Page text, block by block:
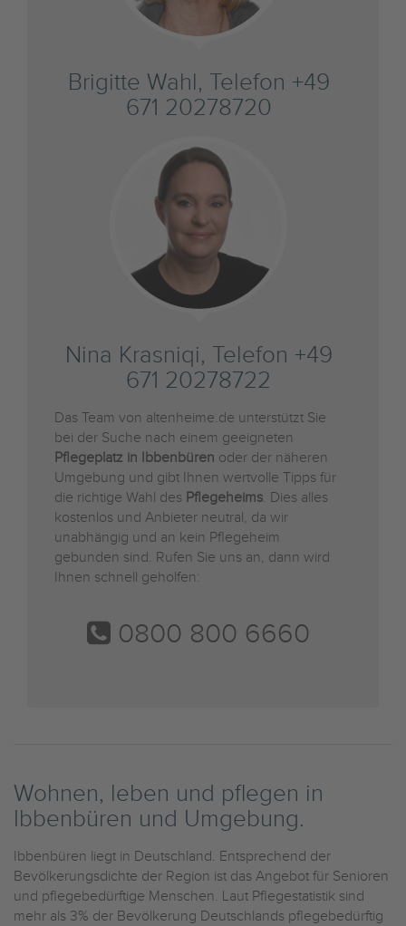
Brigitte Wahl, Telefon +49
671 20278720
Nina Krasniqi, Telefon +49
671 20278722
Das Team von altenheime.de unterstützt Sie
bei der Suche nach einem geeigneten
Pflegeplatz in Ibbenbüren oder der näheren
Umgebung und gibt Ihnen wertvolle Tipps für
die richtige Wahl des Pflegeheims. Dies alles
kostenlos und Anbieter neutral, da wir
unabhängig und an kein Pflegeheim
gebunden sind. Rufen Sie uns an, dann wird
Ihnen schnell geholfen:
0800 800 6660
Wohnen, leben und pflegen in
Ibbenbüren und Umgebung.
Ibbenbüren liegt in Deutschland. Entsprechend der
Bevölkerungsdichte der Region ist das Angebot für Senioren
und pflegebedürftige Menschen. Laut Pflegestatistik sind
mehr als 3% der Bevölkerung Deutschlands pflegebedürftig